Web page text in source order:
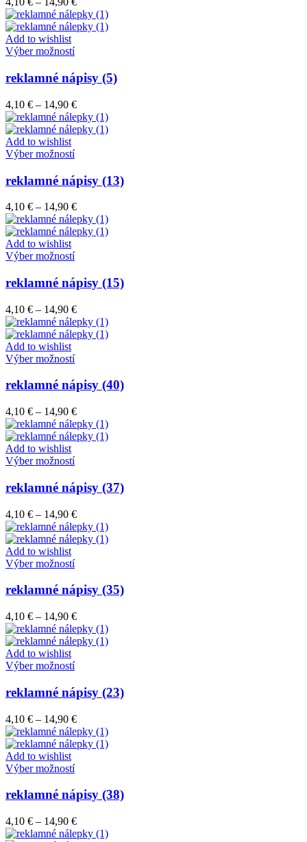
Možnosti
si
môžete
vybrať
na
stránke
produktu.
range:
4,10 €
Add to wishlist
Výber možnostíTento
má
viacero
variantov.
Možnosti
si
môžete
vybrať
na
stránke
produktu.
reklamné nápisy (5)
4,10 € – 14,90 €Price
range:
4,10 €
Add to wishlist
Výber možnostíTento
má
viacero
variantov.
Možnosti
si
môžete
vybrať
na
stránke
produktu.
reklamné nápisy (13)
4,10 € – 14,90 €Price
range:
4,10 €
Add to wishlist
Výber možnostíTento
má
viacero
variantov.
Možnosti
si
môžete
vybrať
na
stránke
produktu.
reklamné nápisy (15)
4,10 € – 14,90 €Price
range:
4,10 €
Add to wishlist
Výber možnostíTento
má
viacero
variantov.
Možnosti
si
môžete
vybrať
na
stránke
produktu.
reklamné nápisy (40)
4,10 € – 14,90 €Price
range:
4,10 €
Add to wishlist
Výber možnostíTento
má
viacero
variantov.
Možnosti
si
môžete
vybrať
na
stránke
produktu.
reklamné nápisy (37)
4,10 € – 14,90 €Price
range:
4,10 €
Add to wishlist
Výber možnostíTento
má
viacero
variantov.
Možnosti
si
môžete
vybrať
na
stránke
produktu.
reklamné nápisy (35)
4,10 € – 14,90 €Price
range:
4,10 €
Add to wishlist
Výber možnostíTento
má
viacero
variantov.
Možnosti
si
môžete
vybrať
na
stránke
produktu.
reklamné nápisy (23)
4,10 € – 14,90 €Price
range:
4,10 €
Add to wishlist
Výber možnostíTento
má
viacero
variantov.
Možnosti
reklamné nápisy (38)
4,10 € – 14,90 €Price
range: